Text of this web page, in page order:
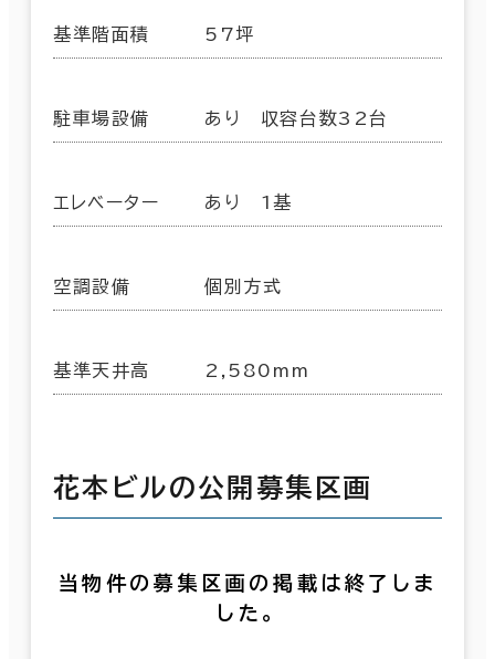
基準階面積 57坪
駐車場設備 あり 収容台数32台
エレベーター あり 1基
空調設備 個別方式
基準天井高 2,580mm
花本ビルの公開募集区画
当物件の募集区画の掲載は終了しま
した。